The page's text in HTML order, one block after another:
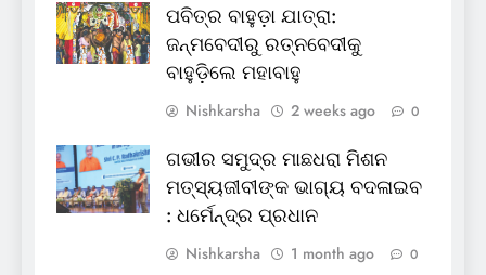
ପବିତ୍ର ବାହୁଡ଼ା ଯାତ୍ରା:
ଜନ୍ମବେଦୀରୁ ରତ୍ନବେଦୀକୁ
ବାହୁଡ଼ିଲେ ମହାବାହୁ
Nishkarsha 2 weeks ago 0
ଗଭୀର ସମୁଦ୍ର ମାଛଧରା ମିଶନ
ମତ୍ସ୍ୟଜୀବୀଙ୍କ ଭାଗ୍ୟ ବଦଳାଇବ
: ଧର୍ମେନ୍ଦ୍ର ପ୍ରଧାନ
Nishkarsha 1 month ago 0